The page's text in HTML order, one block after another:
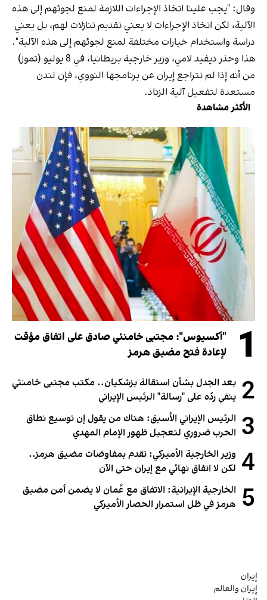
وقال: "يجب علينا اتخاذ الإجراءات اللازمة لمنع لجوئهم إلى هذه
الآلية، لكن اتخاذ الإجراءات لا يعني تقديم تنازلات لهم، بل يعني
دراسة واستخدام خيارات مختلفة لمنع لجوئهم إلى هذه الآلية".
هذا وحذر ديفيد لامي، وزير خارجية بريطانيا، في 8 يوليو (تموز)
من أنه إذا لم تتراجع إيران عن برنامجها النووي، فإن لندن
مستعدة لتفعيل آلية الزناد.
الأكثر مشاهدة
1
"أكسيوس": مجتبى خامنئي صادق على اتفاق مؤقت
لإعادة فتح مضيق هرمز
2 بعد الجدل بشأن استقالة بزشكيان.. مكتب مجتبى خامنئي
ينفي ردّه على "رسالة" الرئيس الإيراني
3 الرئيس الإيراني الأسبق: هناك من يقول إن توسيع نطاق
الحرب ضروري لتعجيل ظهور الإمام المهدي
4 وزير الخارجية الأميركي: تقدم بمفاوضات مضيق هرمز..
لكن لا اتفاق نهائي مع إيران حتى الآن
5 الخارجية الإيرانية: الاتفاق مع عُمان لا يضمن أمن مضيق
هرمز في ظل استمرار الحصار الأميركي
إيران
إيران والعالم